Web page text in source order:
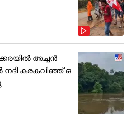
അച്ചൻ
നദി കരകവിഞ്ഞ് ഒ